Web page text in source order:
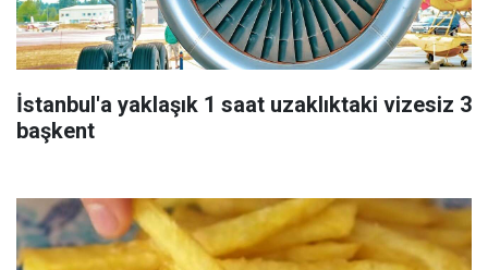
İstanbul'a yaklaşık 1 saat uzaklıktaki vizesiz 3
başkent